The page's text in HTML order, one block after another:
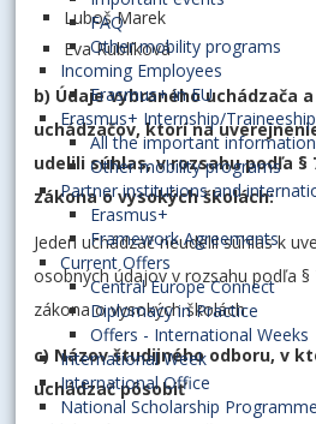
FAQ
Other mobility programs
Incoming Employees
Erasmus+ in EU
Erasmus+ Internship/
All the important information
Other mobility programs
Partner institutions and
Erasmus+
Framework Agreements
Current Offers
Central Europe Connect
Diplomacy in Practice
Offers - International Weeks
International Week
International Office
National Scholarship Programme
Luboš Marek
Eva Rublíková
b) Údaje vybraného uchádzača
uchádzačov, ktorí na
udelili súhlas, v rozsahu podľa §
zákona o vysokých školách:
Jeden uchádzač neudelil súhlas k
osobných údajov v rozsahu podľa §
zákona o vysokých školách
c) Názov študijného odboru, v
uchádzač pôsobiť